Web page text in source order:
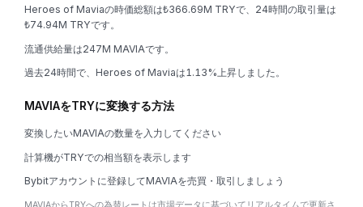
Heroes of Maviaの時価総額は₺366.69M TRYで、24時間の取引量は
₺74.94M TRYです。
流通供給量は247M MAVIAです。
過去24時間で、Heroes of Maviaは1.13%上昇しました。
MAVIAをTRYに変換する方法
変換したいMAVIAの数量を入力してください
計算機がTRYでの相当額を表示します
Bybitアカウントに登録してMAVIAを売買・取引しましょう